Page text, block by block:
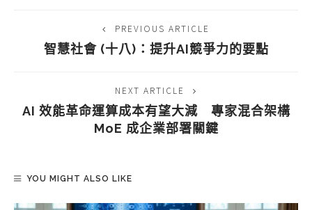
PREVIOUS ARTICLE
智慧社會 (十八)：提升AI競爭力的要點
NEXT ARTICLE
AI 效能革命運算成本有望大減 專家混合架構
MoE 成企業部署關鍵
YOU MIGHT ALSO LIKE